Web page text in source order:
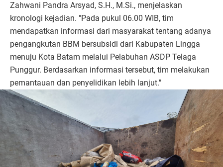
Zahwani Pandra Arsyad, S.H., M.Si., menjelaskan
kronologi kejadian. "Pada pukul 06.00 WIB, tim
mendapatkan informasi dari masyarakat tentang adanya
pengangkutan BBM bersubsidi dari Kabupaten Lingga
menuju Kota Batam melalui Pelabuhan ASDP Telaga
Punggur. Berdasarkan informasi tersebut, tim melakukan
pemantauan dan penyelidikan lebih lanjut."